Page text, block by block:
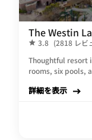
The Westin
3.8 (2818 レビ
Thoughtful resort
rooms, six pools,
詳細を表示